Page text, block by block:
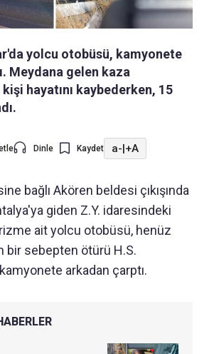
yolcu otobüsü, kamyonete
Meydana gelen kaza
hayatını kaybederken, 15
Dinle Kaydet a-|+A
bağlı Akören beldesi çıkışında
giden Z.Y. idaresindeki
ait yolcu otobüsü, henüz
bir sebepten ötürü H.S.
arkadan çarptı.